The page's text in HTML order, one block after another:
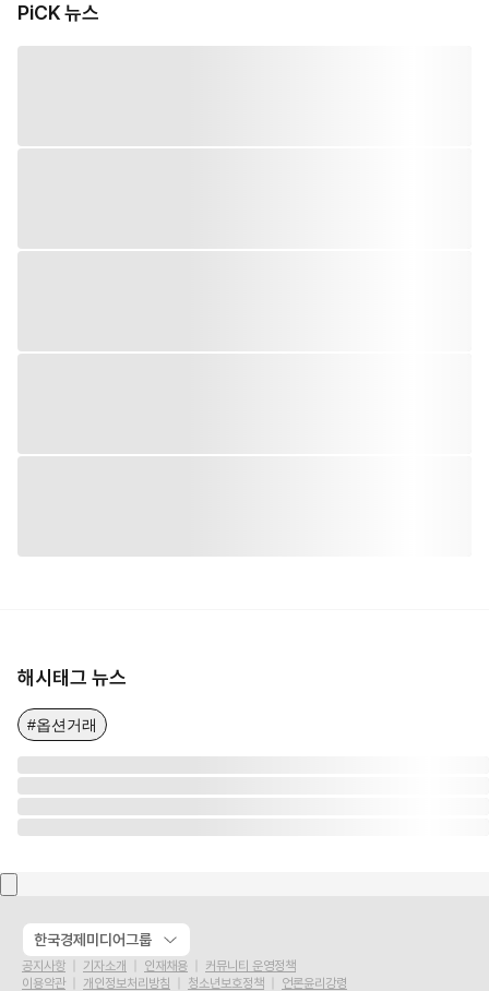
PiCK 뉴스
해시태그 뉴스
#옵션거래
한국경제미디어그룹
공지사항 기자소개 인재채용
커뮤니티 운영정책
이용약관
개인정보처리방침 청소년보호정책 언론윤리강령